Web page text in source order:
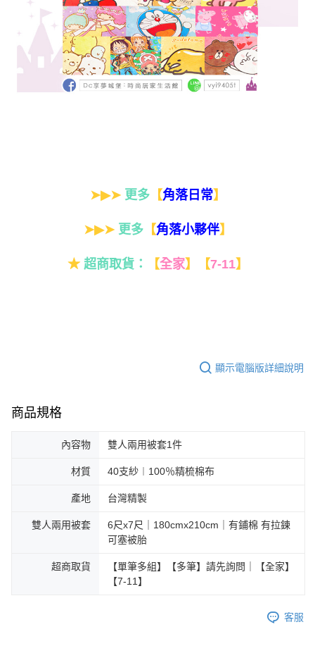
➤▶➤ 更多【角落日常】
➤▶➤ 更多【角落小夥伴】
★ 超商取貨： 【全家】 【7-11】
顯示電腦版詳細說明
商品規格
內容物 雙人兩用被套1件
材質 40支紗︱100％精梳棉布
產地 台灣精製
雙人兩用被套
6尺x7尺｜180cmx210cm｜有鋪棉 有拉鍊
可塞被胎
超商取貨
【單筆多組】【多筆】請先詢問｜【全家】
【7-11】
客服